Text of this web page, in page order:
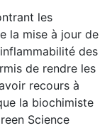
les
la mise à jour de
des
de rendre les
recours à
la biochimiste
Science